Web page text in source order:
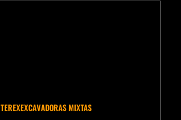
TEREXEXCAVADORAS MIXTAS